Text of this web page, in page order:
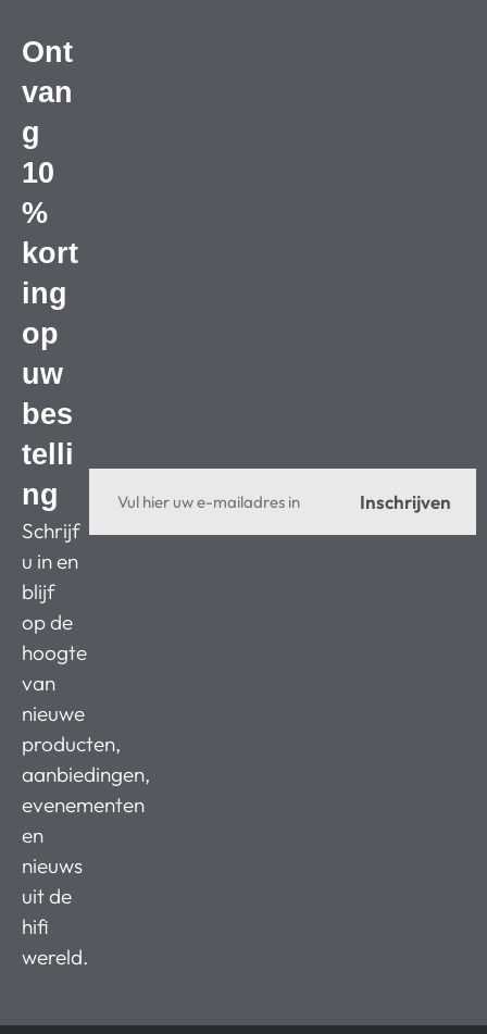
Ont
van
g
10
%
kort
ing
op
uw
bes
telli
ng
Schrijf
u in en
blijf
op de
hoogte
van
nieuwe
producten,
aanbiedingen,
evenementen
en
nieuws
uit de
hifi
wereld.
Inschrijven